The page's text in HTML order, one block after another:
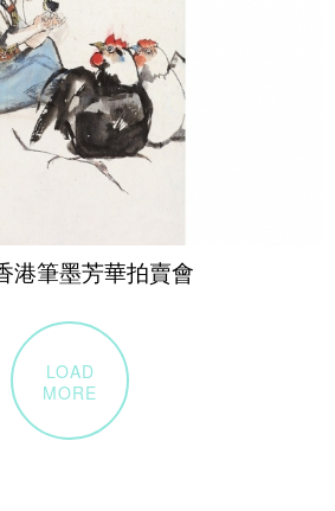
港筆墨芳華拍賣會
LOAD
MORE